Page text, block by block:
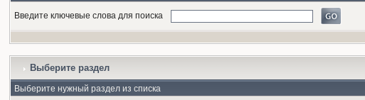
Введите ключевые слова для поиска
Выберите раздел
Выберите нужный раздел из списка